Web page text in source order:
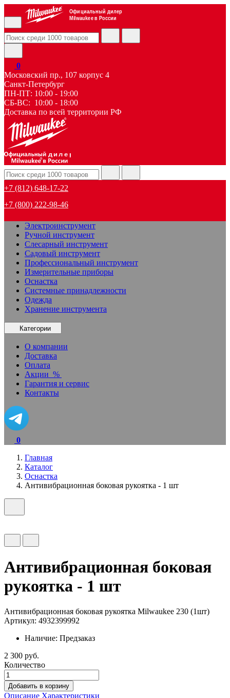
Официальный дилер
Milwaukee в России
0
Московский пр., 107 корпус 4
Санкт-Петербург
ПН-ПТ: 10:00 - 19:00
СБ-ВС: 10:00 - 18:00
Доставка по всей территории РФ
дилер
+7 (812) 648-17-22
+7 (800) 222-98-46
Электроинструмент
Ручной инструмент
Слесарный инструмент
Садовый инструмент
Профессиональный инструмент
Измерительные приборы
Оснастка
Системные принадлежности
Одежда
Хранение инструмента
Категории
О компании
Доставка
Оплата
Акции %
Гарантия и сервис
Контакты
0
Главная
Каталог
Оснастка
Антивибрационная боковая рукоятка - 1 шт
Антивибрационная боковая
рукоятка - 1 шт
Антивибрационная боковая рукоятка Milwaukee 230 (1шт)
Артикул: 4932399992
Наличие: Предзаказ
2 300 руб.
Количество
Добавить в корзину
Описание Характеристики